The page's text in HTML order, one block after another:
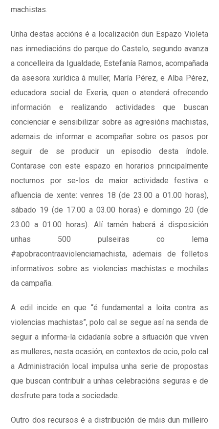
machistas.
Unha destas accións é a localización dun Espazo Violeta
nas inmediacións do parque do Castelo, segundo avanza
a concelleira da Igualdade, Estefanía Ramos, acompañada
da asesora xurídica á muller, María Pérez, e Alba Pérez,
educadora social de Exeria, quen o atenderá ofrecendo
información e realizando actividades que buscan
concienciar e sensibilizar sobre as agresións machistas,
ademais de informar e acompañar sobre os pasos por
seguir de se producir un episodio desta índole.
Contarase con este espazo en horarios principalmente
nocturnos por se-los de maior actividade festiva e
afluencia de xente: venres 18 (de 23.00 a 01.00 horas),
sábado 19 (de 17.00 a 03.00 horas) e domingo 20 (de
23.00 a 01.00 horas). Alí tamén haberá á disposición
unhas 500 pulseiras co lema
#apobracontraaviolenciamachista, ademais de folletos
informativos sobre as violencias machistas e mochilas
da campaña.
A edil incide en que “é fundamental a loita contra as
violencias machistas”, polo cal se segue así na senda de
seguir a informa-la cidadanía sobre a situación que viven
as mulleres, nesta ocasión, en contextos de ocio, polo cal
a Administración local impulsa unha serie de propostas
que buscan contribuír a unhas celebracións seguras e de
desfrute para toda a sociedade.
Outro dos recursos é a distribución de máis dun milleiro